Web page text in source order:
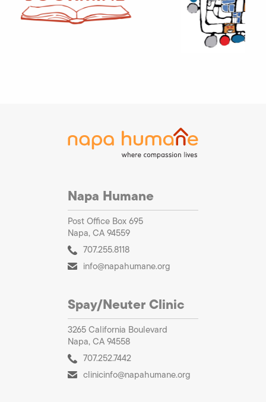
Napa Humane
Post Office Box 695
Napa, CA 94559
707.255.8118
info@napahumane.org
Spay/Neuter Clinic
3265 California Boulevard
Napa, CA 94558
707.252.7442
clinicinfo@napahumane.org